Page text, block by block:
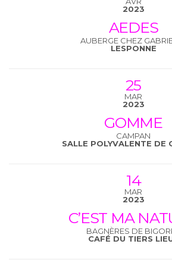
2023
AEDES
AUBERGE CHEZ
LESPONNE
25
MAR
2023
GOMME
CAMPAN
SALLE POLYVALENTE DE
14
MAR
2023
C’EST MA
BAGNÈRES DE
CAFÉ DU TIERS